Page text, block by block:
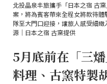
北投晶泉丰旅攜手「日本之宿 古
案，將為賓客帶來全程女將款待
隊至大門口迎接，讓旅人感受細
源｜日本之宿 古窯提供
5月底前在「三
料理、古窯特製